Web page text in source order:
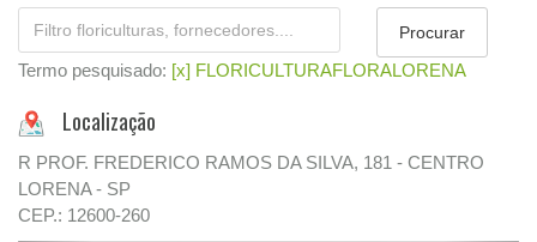
Termo pesquisado: [x] FLORICULTURAFLORALORENA
Localização
R PROF. FREDERICO RAMOS DA SILVA, 181 - CENTRO
LORENA - SP
CEP.: 12600-260